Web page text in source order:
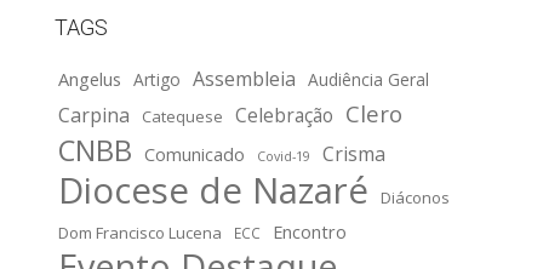
TAGS
Angelus Artigo Assembleia Audiência Geral
Carpina Catequese Celebração Clero
CNBB Comunicado Covid-19 Crisma
Diocese de Nazaré
Diáconos
Dom Francisco Lucena
ECC Encontro